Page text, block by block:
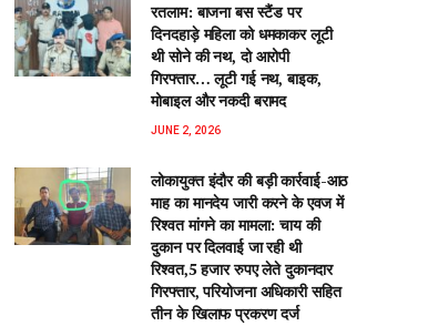
रतलाम: बाजना बस स्टैंड पर
दिनदहाड़े महिला को धमकाकर लूटी
थी सोने की नथ, दो आरोपी
गिरफ्तार… लूटी गई नथ, बाइक,
मोबाइल और नकदी बरामद
JUNE 2, 2026
लोकायुक्त इंदौर की बड़ी कार्रवाई-आठ
माह का मानदेय जारी करने के एवज में
रिश्वत मांगने का मामला: चाय की
दुकान पर दिलवाई जा रही थी
रिश्वत,5 हजार रुपए लेते दुकानदार
गिरफ्तार, परियोजना अधिकारी सहित
तीन के खिलाफ प्रकरण दर्ज